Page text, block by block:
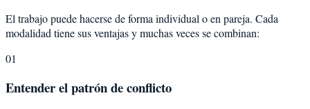
El trabajo puede hacerse de forma individual o en pareja. Cada
modalidad tiene sus ventajas y muchas veces se combinan:
01
Entender el patrón de conflicto